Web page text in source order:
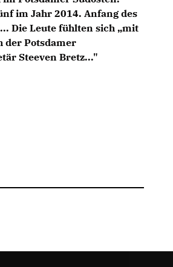
im Jahr 2014. Anfang des
Die Leute fühlten sich „mit
der Potsdamer
Steeven Bretz..."